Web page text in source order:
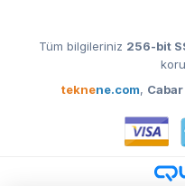
Tüm bilgileriniz 256-bit
teknene.com,